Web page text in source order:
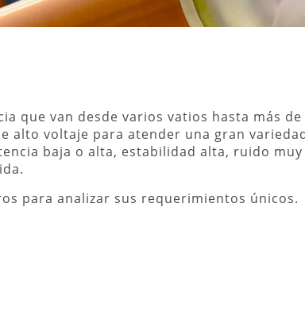
que van desde varios vatios hasta más
voltaje para atender una gran
baja o alta, estabilidad alta, ruido
para analizar sus requerimientos únicos.